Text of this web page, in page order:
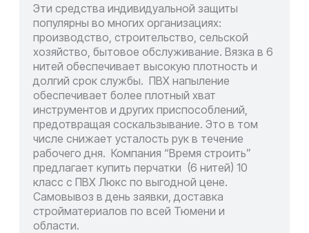
Эти средства индивидуальной защиты
популярны во многих организациях:
производство, строительство, сельской
хозяйство, бытовое обслуживание. Вязка в 6
нитей обеспечивает высокую плотность и
долгий срок службы. ПВХ напыление
обеспечивает более плотный хват
инструментов и других приспособлений,
предотвращая соскальзывание. Это в том
числе снижает усталость рук в течение
рабочего дня. Компания “Время строить”
предлагает купить перчатки (6 нитей) 10
класс с ПВХ Люкс по выгодной цене.
Самовывоз в день заявки, доставка
стройматериалов по всей Тюмени и
области.